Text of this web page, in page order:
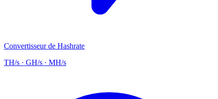
Convertisseur de Hashrate
TH/s · GH/s · MH/s